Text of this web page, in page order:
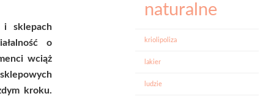
sklepach
o
wciąż
kroku.
naturalne
kriolipoliza
lakier
ludzie